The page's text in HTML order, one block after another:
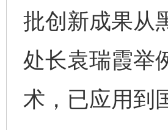
批创新成果从
处长袁瑞霞举
术，已应用到